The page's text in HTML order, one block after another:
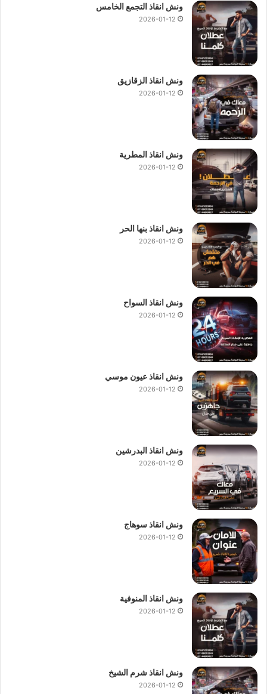
ونش انقاذ التجمع الخامس
2026-01-12
ونش انقاذ الزقازيق
2026-01-12
ونش انقاذ المطرية
2026-01-12
ونش انقاذ بنها الحر
2026-01-12
ونش انقاذ السواح
2026-01-12
ونش انقاذ عيون موسي
2026-01-12
ونش انقاذ البدرشين
2026-01-12
ونش انقاذ سوهاج
2026-01-12
ونش انقاذ المنوفية
2026-01-12
ونش انقاذ شرم الشيخ
2026-01-12